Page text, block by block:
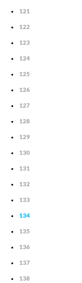
121
122
123
124
125
126
127
128
129
130
131
132
133
134
135
136
137
138